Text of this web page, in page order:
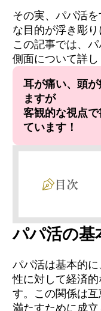
その実、パパ活
な目的が浮き彫り
この記事では、
側面について詳し
耳が痛い、頭
ますが
客観的な視点
ています！
目次
金銭のサポ
パパ活男性
パパ活で出
お金以外の
パパ活の基
パパ活は基本的
性に対して経済
す。この関係は
満たすために成立